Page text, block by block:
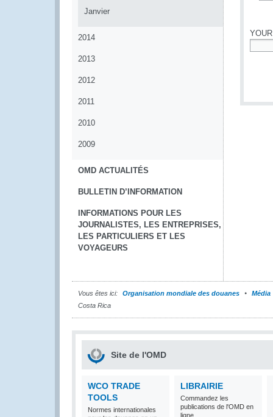
Janvier
2014
2013
2012
2011
2010
2009
OMD ACTUALITÉS
BULLETIN D’INFORMATION
INFORMATIONS POUR LES
JOURNALISTES, LES ENTREPRISES,
LES PARTICULIERS ET LES
VOYAGEURS
Vous êtes ici: Organisation mondiale des douanes
Média
Costa Rica
Site de l'OMD
WCO TRADE
TOOLS
Normes internationales
LIBRAIRIE
Commandez les
publications de l'OMD en
ligne